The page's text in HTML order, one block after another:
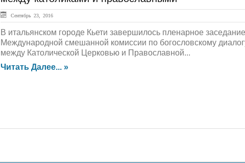
Сентябрь 23, 2016
В итальянском городе Кьети завершилось пленарное заседание
Международной смешанной комиссии по богословскому
между Католической Церковью и Православной...
Читать Далее... »